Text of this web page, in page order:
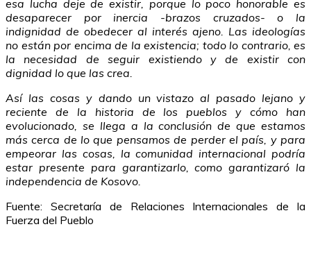
esa lucha deje de existir, porque lo poco honorable es
desaparecer por inercia -brazos cruzados- o la
indignidad de obedecer al interés ajeno. Las ideologías
no están por encima de la existencia; todo lo contrario, es
la necesidad de seguir existiendo y de existir con
dignidad lo que las crea.
Así las cosas y dando un vistazo al pasado lejano y
reciente de la historia de los pueblos y cómo han
evolucionado, se llega a la conclusión de que estamos
más cerca de lo que pensamos de perder el país, y para
empeorar las cosas, la comunidad internacional podría
estar presente para garantizarlo, como garantizaró la
independencia de Kosovo.
Fuente: Secretaría de Relaciones Internacionales de la
Fuerza del Pueblo